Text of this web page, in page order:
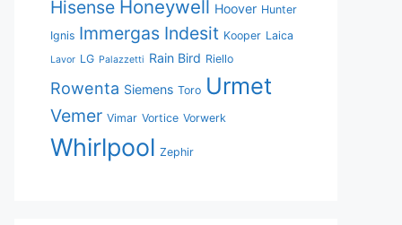
Hisense Honeywell Hoover Hunter
Ignis Immergas Indesit Kooper Laica
Lavor LG Palazzetti Rain Bird Riello
Rowenta Siemens Toro Urmet
Vemer Vimar Vortice Vorwerk
Whirlpool Zephir